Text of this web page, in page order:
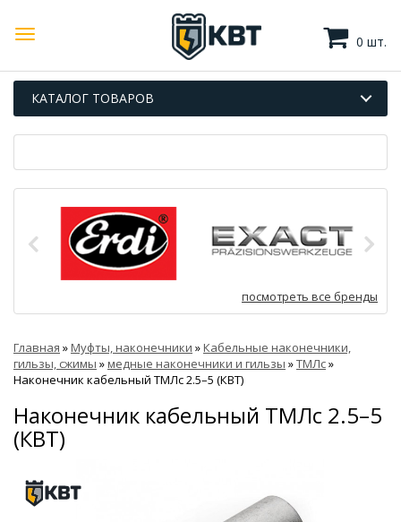
0 шт.
КАТАЛОГ ТОВАРОВ
посмотреть все бренды
Главная »Муфты, наконечники »Кабельные наконечники,
гильзы, сжимы »медные наконечники и гильзы »ТМЛс»
Наконечник кабельный ТМЛс 2.5–5 (КВТ)
Наконечник кабельный ТМЛс 2.5–5
(КВТ)